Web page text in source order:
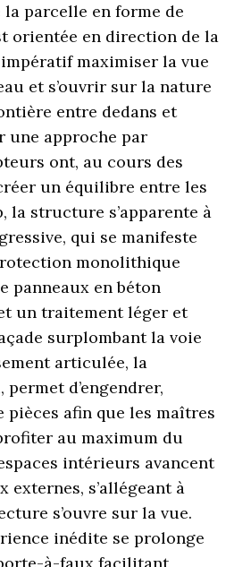
la parcelle en forme de
orientée en direction de la
maximiser la vue
et s’ouvrir sur la nature
entre dedans et
une approche par
ont, au cours des
un équilibre entre les
la structure s’apparente à
qui se manifeste
monolithique
panneaux en béton
un traitement léger et
surplombant la voie
articulée, la
d’engendrer,
pièces afin que les maîtres
au maximum du
intérieurs avancent
externes, s’allégeant à
s’ouvre sur la vue.
inédite se prolonge